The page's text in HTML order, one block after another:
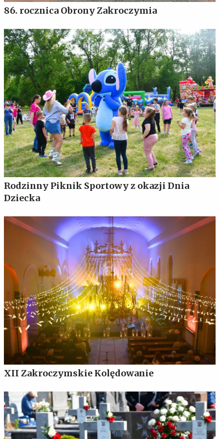
86. rocznica Obrony Zakroczymia
Rodzinny Piknik Sportowy z okazji Dnia
Dziecka
XII Zakroczymskie Kolędowanie